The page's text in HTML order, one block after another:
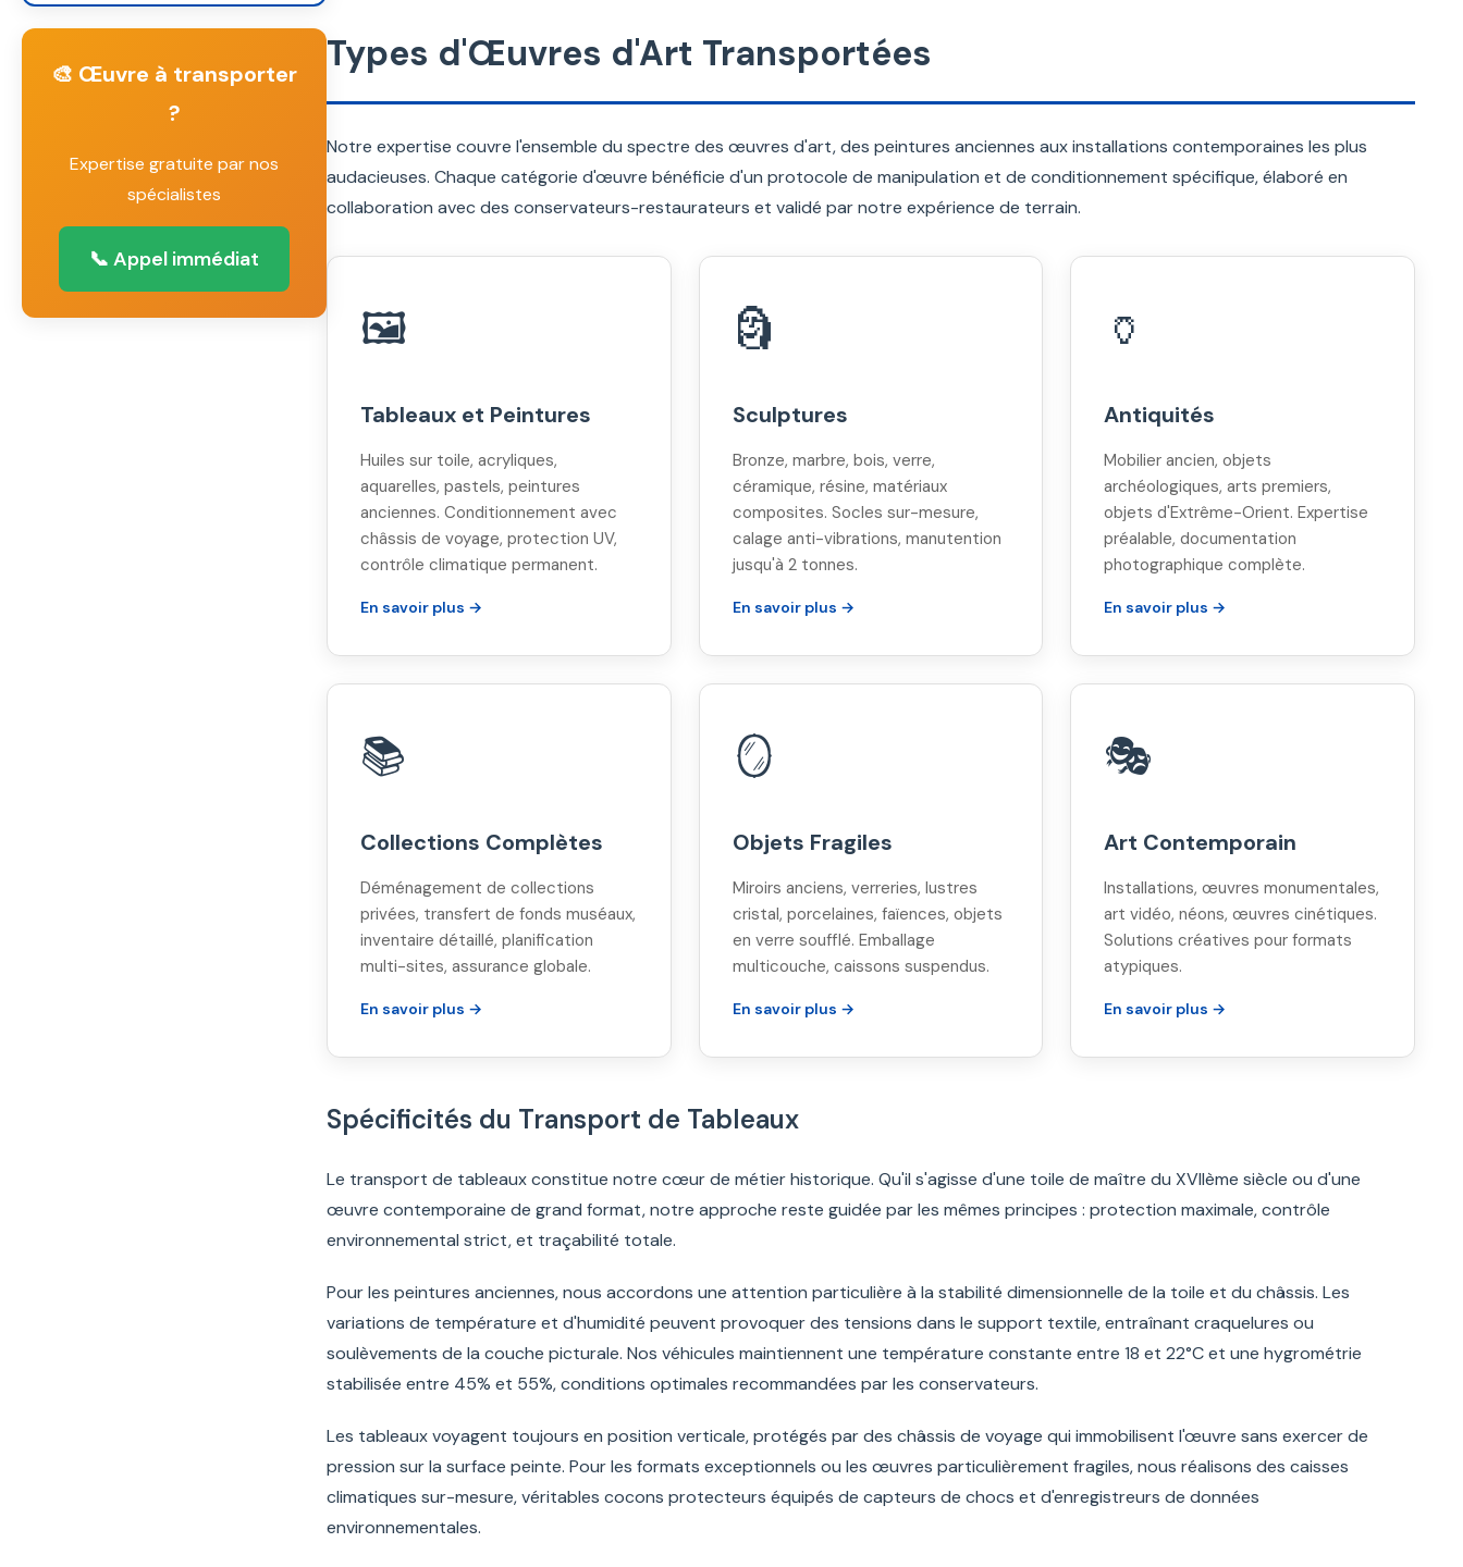
🎨 Œuvre à transporter
?
Expertise gratuite par nos
spécialistes
📞 Appel immédiat
Types d'Œuvres d'Art Transportées
Notre expertise couvre l'ensemble du spectre des œuvres d'art, des peintures anciennes aux installations contemporaines les plus
audacieuses. Chaque catégorie d'œuvre bénéficie d'un protocole de manipulation et de conditionnement spécifique, élaboré en
collaboration avec des conservateurs-restaurateurs et validé par notre expérience de terrain.
🖼️
Tableaux et Peintures
Huiles sur toile, acryliques,
aquarelles, pastels, peintures
anciennes. Conditionnement avec
châssis de voyage, protection UV,
contrôle climatique permanent.
En savoir plus →
🗿
Sculptures
Bronze, marbre, bois, verre,
céramique, résine, matériaux
composites. Socles sur-mesure,
calage anti-vibrations, manutention
jusqu'à 2 tonnes.
En savoir plus →
🏺
Antiquités
Mobilier ancien, objets
archéologiques, arts premiers,
objets d'Extrême-Orient. Expertise
préalable, documentation
photographique complète.
En savoir plus →
📚
Collections Complètes
Déménagement de collections
privées, transfert de fonds muséaux,
inventaire détaillé, planification
multi-sites, assurance globale.
En savoir plus →
🪞
Objets Fragiles
Miroirs anciens, verreries, lustres
cristal, porcelaines, faïences, objets
en verre soufflé. Emballage
multicouche, caissons suspendus.
En savoir plus →
🎭
Art Contemporain
Installations, œuvres monumentales,
art vidéo, néons, œuvres cinétiques.
Solutions créatives pour formats
atypiques.
En savoir plus →
Spécificités du Transport de Tableaux
Le transport de tableaux constitue notre cœur de métier historique. Qu'il s'agisse d'une toile de maître du XVIIème siècle ou d'une
œuvre contemporaine de grand format, notre approche reste guidée par les mêmes principes : protection maximale, contrôle
environnemental strict, et traçabilité totale.
Pour les peintures anciennes, nous accordons une attention particulière à la stabilité dimensionnelle de la toile et du châssis. Les
variations de température et d'humidité peuvent provoquer des tensions dans le support textile, entraînant craquelures ou
soulèvements de la couche picturale. Nos véhicules maintiennent une température constante entre 18 et 22°C et une hygrométrie
stabilisée entre 45% et 55%, conditions optimales recommandées par les conservateurs.
Les tableaux voyagent toujours en position verticale, protégés par des châssis de voyage qui immobilisent l'œuvre sans exercer de
pression sur la surface peinte. Pour les formats exceptionnels ou les œuvres particulièrement fragiles, nous réalisons des caisses
climatiques sur-mesure, véritables cocons protecteurs équipés de capteurs de chocs et d'enregistreurs de données
environnementales.